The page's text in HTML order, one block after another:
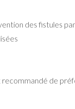
des fistules
de